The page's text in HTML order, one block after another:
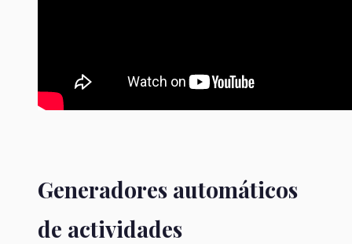
Generadores automáticos
de actividades